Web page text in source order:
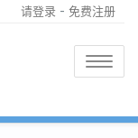
请登录 - 免费注册
Toggle